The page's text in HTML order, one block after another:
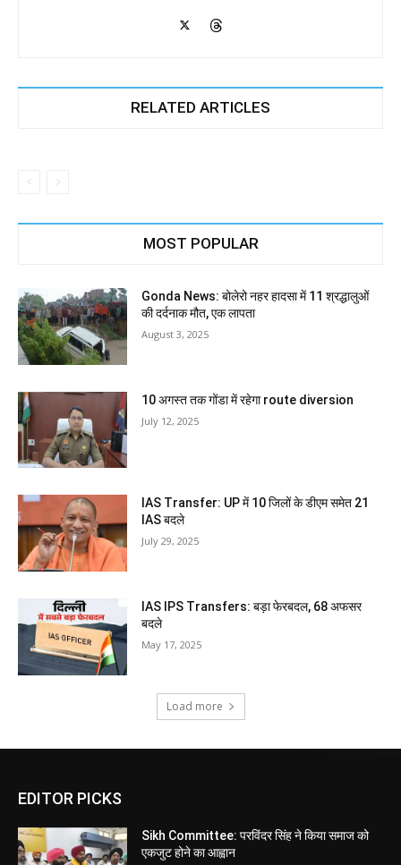
RELATED ARTICLES
MOST POPULAR
Gonda News: बोलेरो नहर हादसा में 11 श्रद्धालुओं
की दर्दनाक मौत, एक लापता
August 3, 2025
10 अगस्त तक गोंडा में रहेगा route diversion
July 12, 2025
IAS Transfer: UP में 10 जिलों के डीएम समेत 21
IAS बदले
July 29, 2025
IAS IPS Transfers: बड़ा फेरबदल, 68 अफसर
बदले
May 17, 2025
Load more
EDITOR PICKS
Sikh Committee: परविंदर सिंह ने किया समाज को
एकजुट होने का आह्वान